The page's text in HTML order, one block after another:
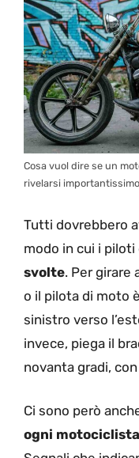
Cosa vuol dire se un
rivelarsi
Tutti dovrebbero
modo in cui i
svolte. Per girare
o il pilota di moto
sinistro verso
invece, piega il
novanta gradi,
Ci sono però
ogni